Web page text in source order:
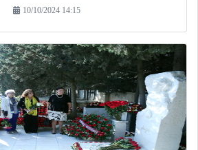
10/10/2024 14:15